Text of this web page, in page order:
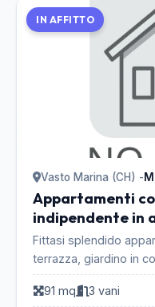
IN AFFITTO
Vasto Marina (CH) -
Appartamenti
indipendente in
Fittasi splendido
terrazza, giardino in
seminterrato a pochi
91 mq
3 vani